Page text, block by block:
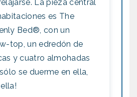
La pieza central
es The
Bed®, con un
top, un edredón de
y cuatro almohadas
se duerme en ella,